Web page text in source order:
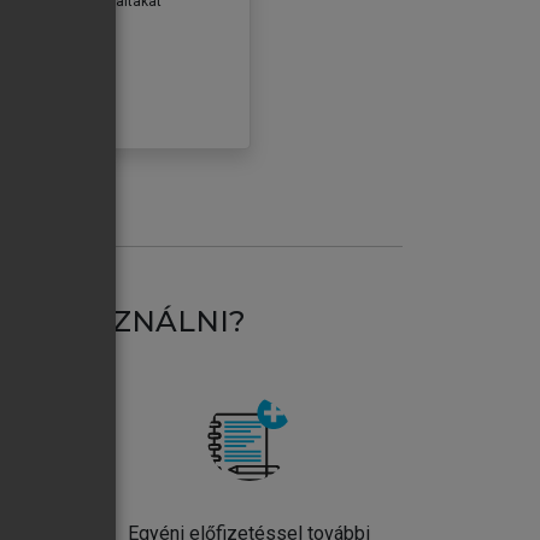
HASZNÁLNI?
Egyéni előfizetéssel további